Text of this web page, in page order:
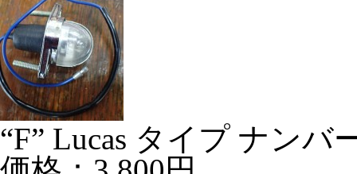
“F” Lucas タイプ ナンバ